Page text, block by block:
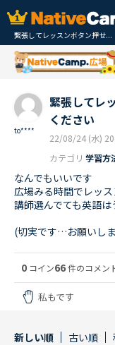
緊張してレッスンボタン押せ...
to****
緊張してレ
ください
22/08/24 (水)
カテゴリ 学習方
なんでもいいです
広場みる時間でレッ
講師選んでても英語
(切実です…お願いし
0 コイン66件のコメン
私もです
新しい順 古い順